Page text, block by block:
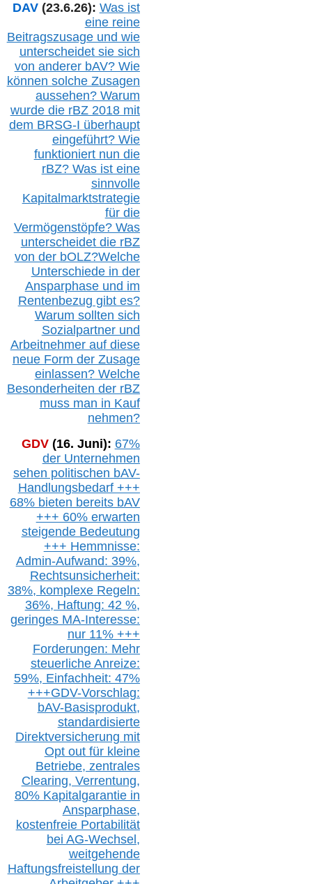
DAV (23.6.26): Was ist
eine reine
Beitragszusage und wie
unterscheidet sie sich
von anderer bAV? Wie
können solche Zusagen
aussehen? Warum
wurde die rBZ2018 mit
dem BRSG-I überhaupt
eingeführt? Wie
funktioniert nun die
rBZ? Was ist eine
sinnvolle
Kapitalmarktstrategie
für die
Vermögenstöpfe? Was
unterscheidet die rBZ
von der bOLZ?Welche
Unterschiede in der
Ansparphase und im
Rentenbezug gibt es?
Warum sollten sich
Sozialpartner und
Arbeitnehmer auf diese
neue Form der Zusage
einlassen? Welche
Besonderheiten der rBZ
muss man in Kauf
nehmen?
GDV (16. Juni): 67%
der Unternehmen
sehen politischen bAV-
Handlungsbedarf +++
68% bieten bereits bAV
+++ 60% erwarten
steigende Bedeutung
+++ Hemmnisse:
Admin-Aufwand: 39%,
Rechtsunsicherheit:
38%, komplexe Regeln:
36%, Haftung: 42 %,
geringes MA-Interesse:
nur 11% +++
Forderungen: Mehr
steuerliche Anreize:
59%, Einfachheit: 47%
+++GDV-Vorschlag:
bAV-Basisprodukt,
standardisierte
Direktversicherung mit
Opt outfür kleine
Betriebe, zentrales
Clearing, Verrentung,
80% Kapitalgarantie in
Ansparphase,
kostenfreie Portabilität
bei AG-Wechsel,
weitgehende
Haftungsfreistellung der